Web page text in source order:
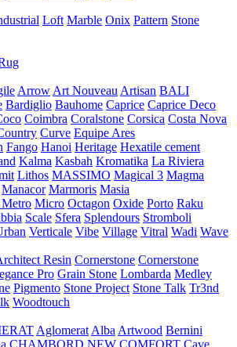
Loft Marble Onix Pattern Stone
Arrow Art Nouveau Artisan BALI
Bardiglio Bauhome Caprice Caprice Deco
Coimbra Coralstone Corsica Costa Nova
Curve Equipe Ares
Fango Hanoi Heritage Hexatile cement
Kalma Kasbah Kromatika La Riviera
Lithos MASSIMO Magical 3 Magma
Manacor Marmoris Masia
Metro Micro Octagon Oxide Porto Raku
Scale Sfera Splendours Stromboli
Verticale Vibe Village Vitral Wadi Wave
Resin Cornerstone Cornerstone
Pro Grain Stone Lombarda Medley
Pigmento Stone Project Stone Talk Tr3nd
Woodtouch
Aglomerat Alba Artwood Bernini